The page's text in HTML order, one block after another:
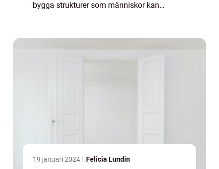
bygga strukturer som människor kan
19 januari 2024 Felicia Lundin